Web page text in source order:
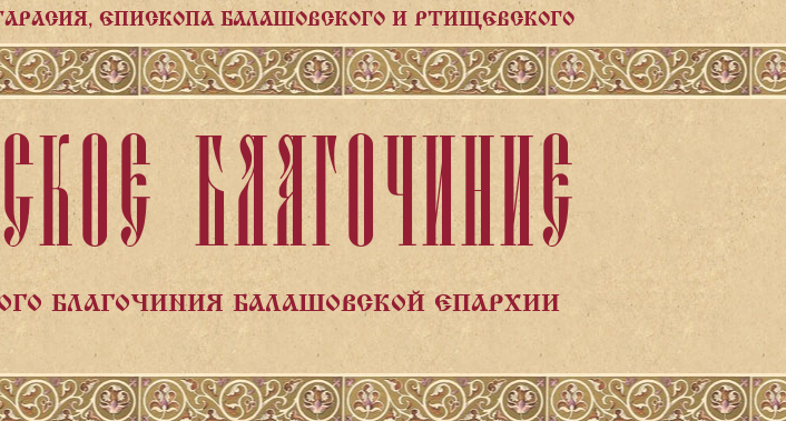
ЕПИСКОПА БАЛАШОВСКОГО И РТИЩЕВСКОГО
БЛАГОЧИНИЕ
БЛАГОЧИНИЯ БАЛАШОВСКОЙ ЕПАРХИИ